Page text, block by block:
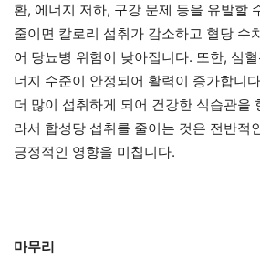
환, 에너지 저하, 구강 문제 등을 유발할
줄이면 칼로리 섭취가 감소하고 혈당 수
어 당뇨병 위험이 낮아집니다. 또한, 심
너지 수준이 안정되어 활력이 증가합니
더 많이 섭취하게 되어 건강한 식습관을
라서 합성당 섭취를 줄이는 것은 전반적
긍정적인 영향을 미칩니다.
마무리